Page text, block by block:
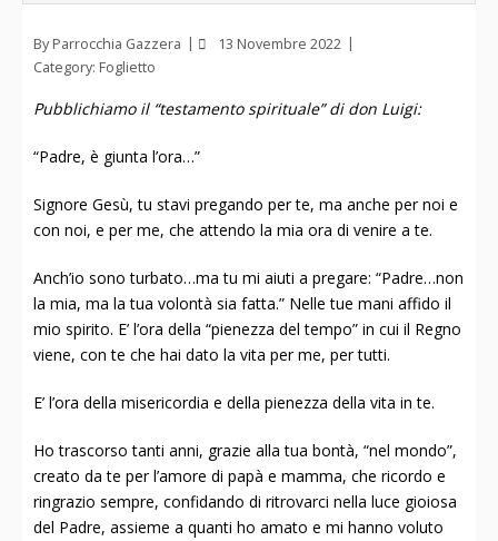
By Parrocchia Gazzera
13 Novembre 2022
Category: Foglietto
Pubblichiamo il “testamento spirituale” di don Luigi:
“Padre, è giunta l’ora…”
Signore Gesù, tu stavi pregando per te, ma anche per noi e
con noi, e per me, che attendo la mia ora di venire a te.
Anch’io sono turbato…ma tu mi aiuti a pregare: “Padre…non
la mia, ma la tua volontà sia fatta.” Nelle tue mani affido il
mio spirito. E’ l’ora della “pienezza del tempo” in cui il Regno
viene, con te che hai dato la vita per me, per tutti.
E’ l’ora della misericordia e della pienezza della vita in te.
Ho trascorso tanti anni, grazie alla tua bontà, “nel mondo”,
creato da te per l’amore di papà e mamma, che ricordo e
ringrazio sempre, confidando di ritrovarci nella luce gioiosa
del Padre, assieme a quanti ho amato e mi hanno voluto